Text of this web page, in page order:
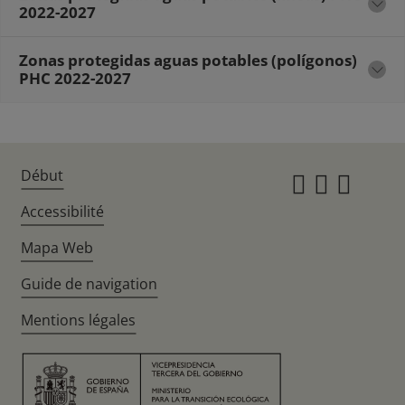
2022-2027
Zonas protegidas aguas potables (polígonos)
PHC 2022-2027
Début
Accessibilité
Mapa Web
Guide de navigation
Mentions légales